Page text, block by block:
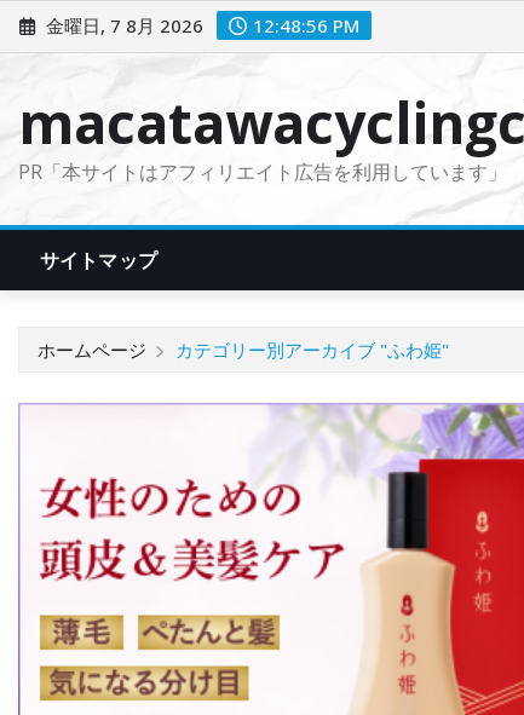
ン
金曜日, 7 8月 2026 12:48:58 PM
PR「本サイトはアフィリエイト広告を利用しています」
サイトマップ
ホームページ カテゴリー別アーカイブ "ふわ姫"